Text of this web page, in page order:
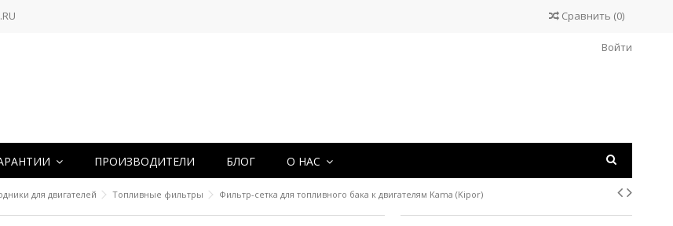
Сравнить (0)
Войти
ПРОИЗВОДИТЕЛИ БЛОГ О НАС
для двигателей Топливные фильтры Фильтр-сетка для топливного бака к двигателям Kama (Kipor)